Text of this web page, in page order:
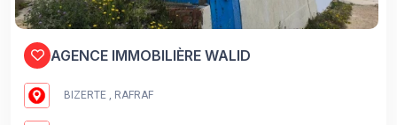
AGENCE IMMOBILIÈRE WALID
BIZERTE , RAFRAF